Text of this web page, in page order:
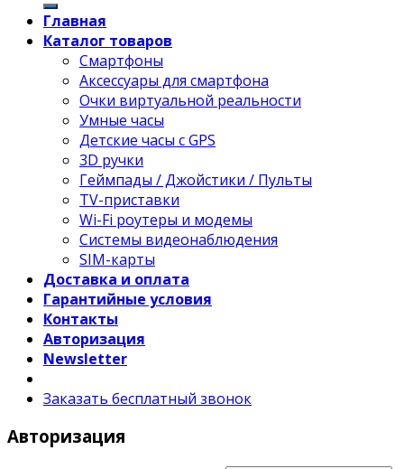
Главная
Каталог товаров
Смартфоны
Аксессуары для смартфона
Очки виртуальной реальности
Умные часы
Детские часы с GPS
3D ручки
Геймпады / Джойстики / Пульты
TV-приставки
Wi-Fi роутеры и модемы
Системы видеонаблюдения
SIM-карты
Доставка и оплата
Гарантийные условия
Контакты
Авторизация
Newsletter
Заказать бесплатный звонок
Авторизация